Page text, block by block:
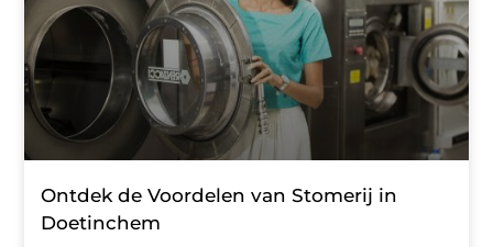
Ontdek de Voordelen van Stomerij in
Doetinchem